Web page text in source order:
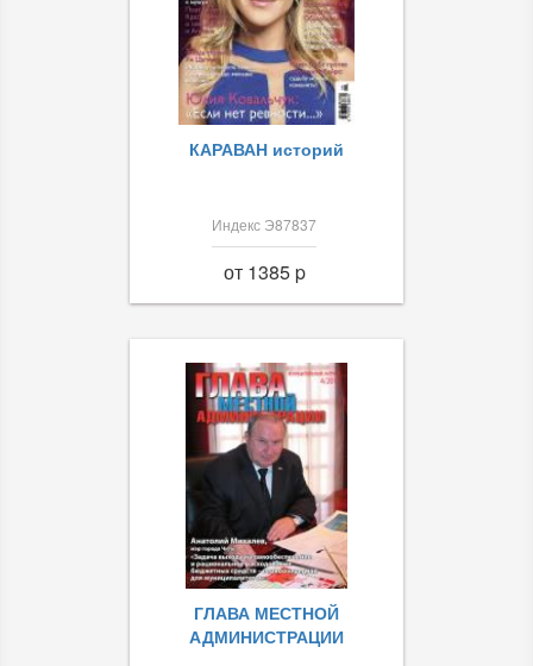
КАРАВАН историй
Индекс Э87837
от 1385 p
ГЛАВА МЕСТНОЙ
АДМИНИСТРАЦИИ